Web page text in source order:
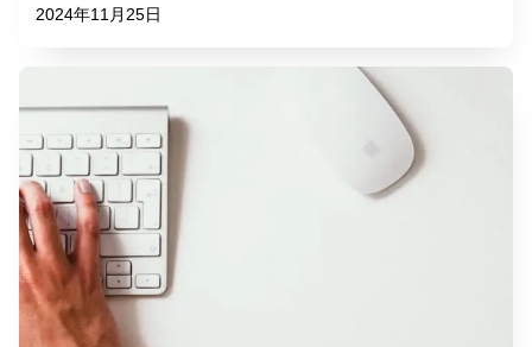
2024年11月25日